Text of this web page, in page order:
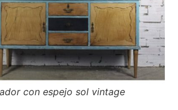
con espejo sol vintage